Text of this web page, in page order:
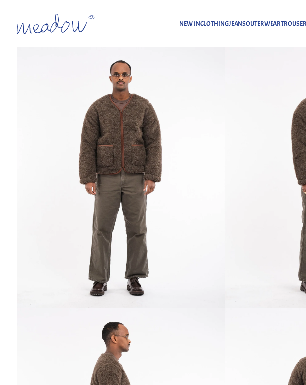
NEW INCLOTHINGJEANSOUTERWEAR